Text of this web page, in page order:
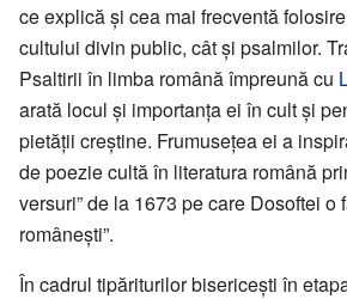
ce explică și cea mai frecventă
cultului divin public, cât și psalmilor.
Psaltirii în limba română împreună cu
arată locul și importanța ei în cult și
pietății creștine. Frumusețea ei a
de poezie cultă în literatura română
versuri” de la 1673 pe care Dosoftei o
românești”.
În cadrul tipăriturilor bisericești în